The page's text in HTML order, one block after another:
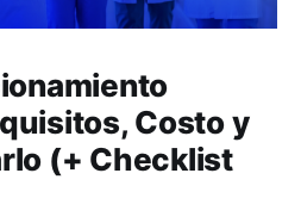
Costo y
(+ Checklist